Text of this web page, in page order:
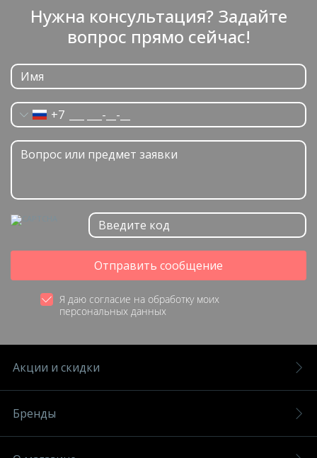
Нужна консультация? Задайте
вопрос прямо сейчас!
+7
Отправить сообщение
Я даю согласие на обработку моих
персональных данных
Акции и скидки
Бренды